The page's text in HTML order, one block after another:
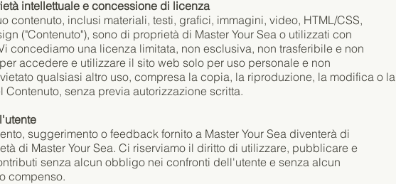
intellettuale e concessione di licenza
contenuto, inclusi materiali, testi, grafici, immagini, video, HTML/CSS,
("Contenuto"), sono di proprietà di Master Your Sea o utilizzati con
concediamo una licenza limitata, non esclusiva, non trasferibile e non
accedere e utilizzare il sito web solo per uso personale e non
qualsiasi altro uso, compresa la copia, la riproduzione, la modifica o la
Contenuto, senza previa autorizzazione scritta.
suggerimento o feedback fornito a Master Your Sea diventerà di
di Master Your Sea. Ci riserviamo il diritto di utilizzare, pubblicare e
senza alcun obbligo nei confronti dell'utente e senza alcun
compenso.